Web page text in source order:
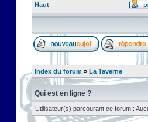
Haut
Index du forum » La Taverne
Qui est en ligne ?
Utilisateur(s) parcourant ce forum :